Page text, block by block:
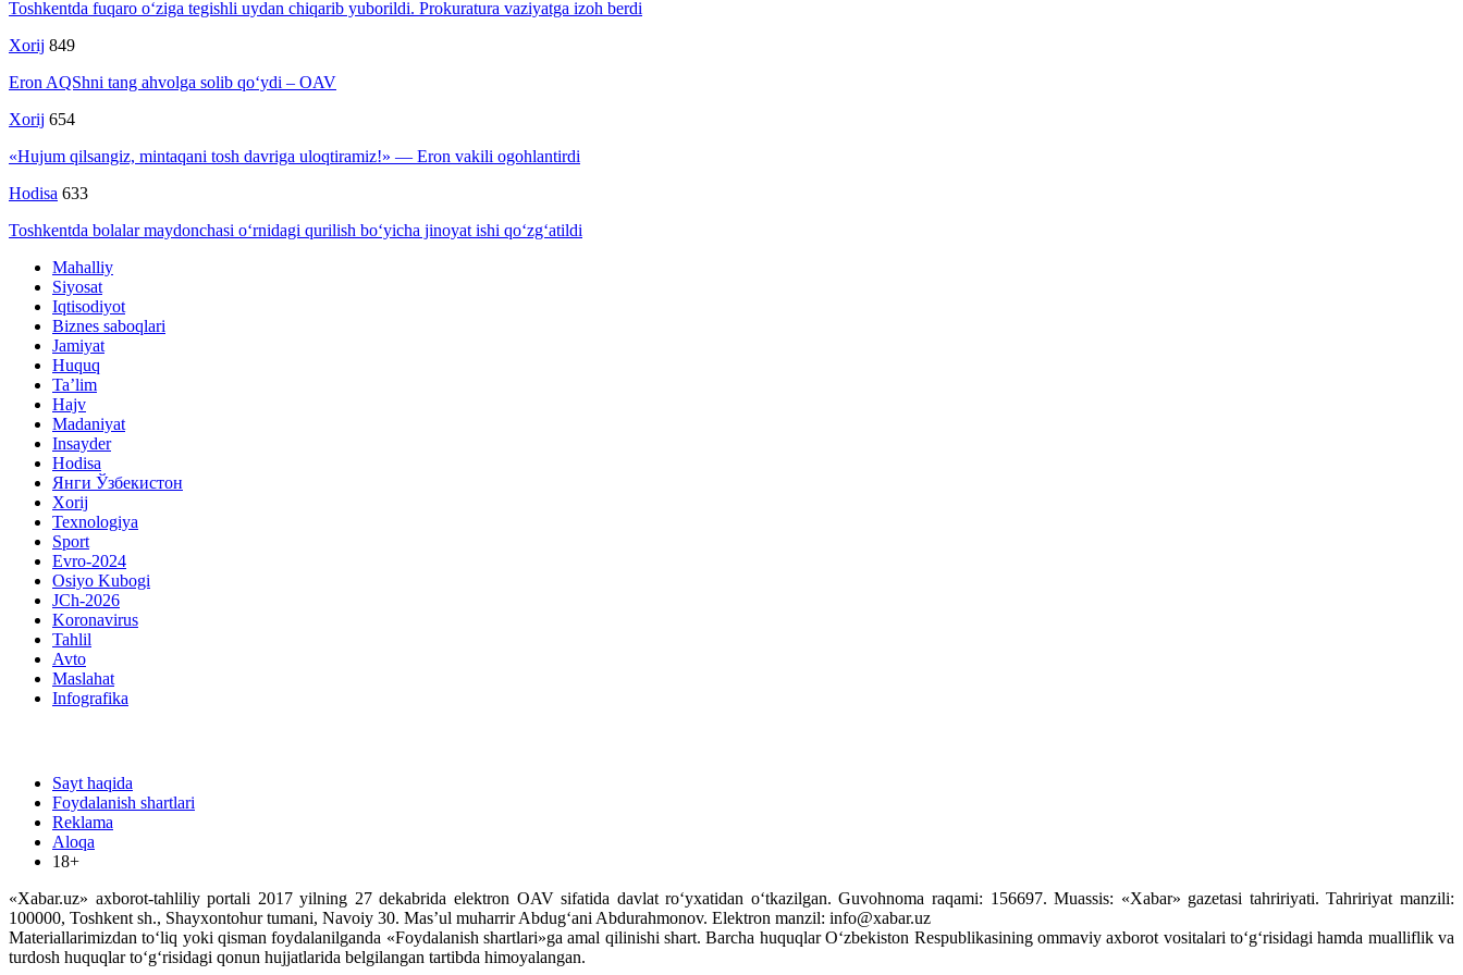
Toshkentda fuqaro o‘ziga tegishli uydan chiqarib yuborildi. Prokuratura vaziyatga izoh berdi
Xorij 849
Eron AQShni tang ahvolga solib qo‘ydi – OAV
Xorij 654
«Hujum qilsangiz, mintaqani tosh davriga uloqtiramiz!» — Eron vakili ogohlantirdi
Hodisa 633
Toshkentda bolalar maydonchasi o‘rnidagi qurilish bo‘yicha jinoyat ishi qo‘zg‘atildi
Mahalliy
Siyosat
Iqtisodiyot
Biznes saboqlari
Jamiyat
Huquq
Ta’lim
Hajv
Madaniyat
Insayder
Hodisa
Янги Ўзбекистон
Xorij
Texnologiya
Sport
Evro-2024
Osiyo Kubogi
JCh-2026
Koronavirus
Tahlil
Avto
Maslahat
Infografika
Sayt haqida
Foydalanish shartlari
Reklama
Aloqa
18+
«Xabar.uz» axborot-tahliliy portali 2017 yilning 27 dekabrida elektron OAV sifatida davlat ro‘yxatidan o‘tkazilgan. Guvohnoma raqami: 156697. Muassis: «Xabar» gazetasi tahririyati. Tahririyat manzili:
100000, Toshkent sh., Shayxontohur tumani, Navoiy 30. Mas’ul muharrir Abdug‘ani Abdurahmonov. Elektron manzil: info@xabar.uz
Materiallarimizdan to‘liq yoki qisman foydalanilganda «Foydalanish shartlari»ga amal qilinishi shart. Barcha huquqlar O‘zbekiston Respublikasining ommaviy axborot vositalari to‘g‘risidagi hamda mualliflik va
turdosh huquqlar to‘g‘risidagi qonun hujjatlarida belgilangan tartibda himoyalangan.